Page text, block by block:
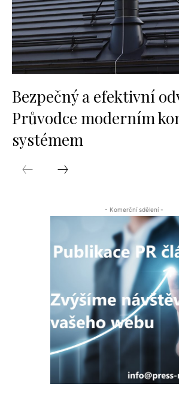
Bezpečný a efektivní
Průvodce moderním
systémem
- Komerční sdělení -